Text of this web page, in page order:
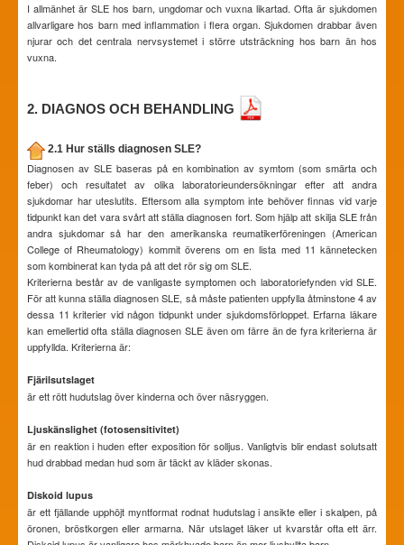
I allmänhet är SLE hos barn, ungdomar och vuxna likartad. Ofta är sjukdomen
allvarligare hos barn med inflammation i flera organ. Sjukdomen drabbar även
njurar och det centrala nervsystemet i större utsträckning hos barn än hos
vuxna.
2. DIAGNOS OCH BEHANDLING
2.1 Hur ställs diagnosen SLE?
Diagnosen av SLE baseras på en kombination av symtom (som smärta och
feber) och resultatet av olika laboratorieundersökningar efter att andra
sjukdomar har uteslutits. Eftersom alla symptom inte behöver finnas vid varje
tidpunkt kan det vara svårt att ställa diagnosen fort. Som hjälp att skilja SLE från
andra sjukdomar så har den amerikanska reumatikerföreningen (American
College of Rheumatology) kommit överens om en lista med 11 kännetecken
som kombinerat kan tyda på att det rör sig om SLE.
Kriterierna består av de vanligaste symptomen och laboratoriefynden vid SLE.
För att kunna ställa diagnosen SLE, så måste patienten uppfylla åtminstone 4 av
dessa 11 kriterier vid någon tidpunkt under sjukdomsförloppet. Erfarna läkare
kan emellertid ofta ställa diagnosen SLE även om färre än de fyra kriterierna är
uppfyllda. Kriterierna är:
Fjärilsutslaget
är ett rött hudutslag över kinderna och över näsryggen.
Ljuskänslighet (fotosensitivitet)
är en reaktion i huden efter exposition för solljus. Vanligtvis blir endast solutsatt
hud drabbad medan hud som är täckt av kläder skonas.
Diskoid lupus
är ett fjällande upphöjt myntformat rodnat hudutslag i ansikte eller i skalpen, på
öronen, bröstkorgen eller armarna. När utslaget läker ut kvarstår ofta ett ärr.